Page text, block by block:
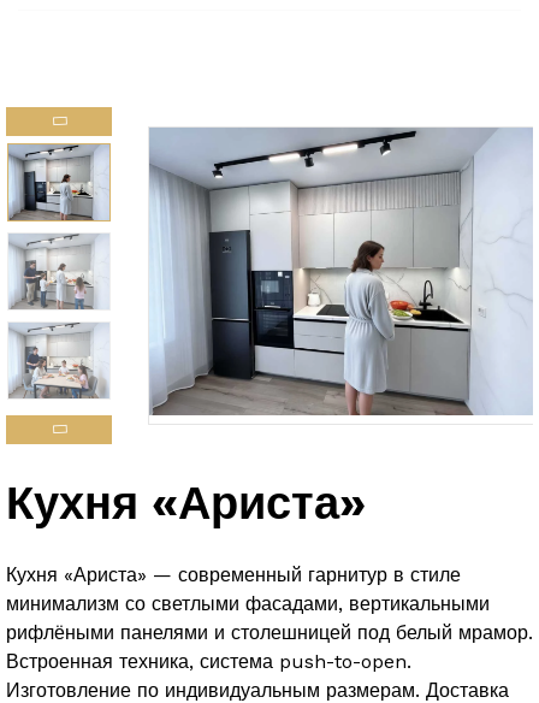
Кухня «Ариста»
Кухня «Ариста» — современный гарнитур в стиле
минимализм со светлыми фасадами, вертикальными
рифлёными панелями и столешницей под белый мрамор.
Встроенная техника, система push-to-open.
Изготовление по индивидуальным размерам. Доставка